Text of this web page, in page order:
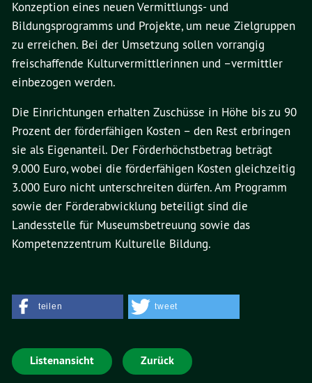
Konzeption eines neuen Vermittlungs- und
Bildungsprogramms und Projekte, um neue Zielgruppen
zu erreichen. Bei der Umsetzung sollen vorrangig
freischaffende Kulturvermittlerinnen und –vermittler
einbezogen werden.
Die Einrichtungen erhalten Zuschüsse in Höhe bis zu 90
Prozent der förderfähigen Kosten – den Rest erbringen
sie als Eigenanteil. Der Förderhöchstbetrag beträgt
9.000 Euro, wobei die förderfähigen Kosten gleichzeitig
3.000 Euro nicht unterschreiten dürfen. Am Programm
sowie der Förderabwicklung beteiligt sind die
Landesstelle für Museumsbetreuung sowie das
Kompetenzzentrum Kulturelle Bildung.
teilen tweet
Listenansicht Zurück